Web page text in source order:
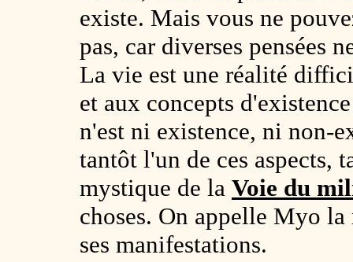
existe. Mais vous ne
pas, car diverses pensées
La vie est une réalité
et aux concepts
n'est ni existence, ni non-
tantôt l'un de ces aspects,
mystique de la Voie du
choses. On appelle Myo
ses manifestations.